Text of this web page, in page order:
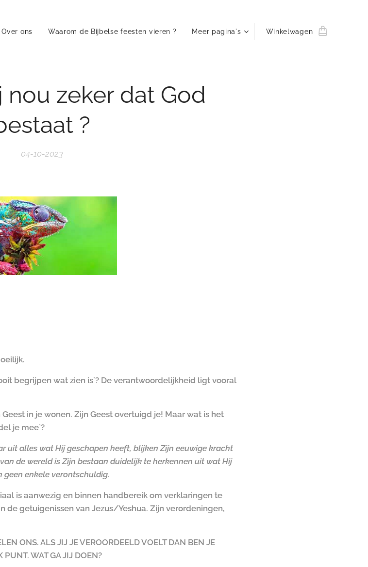
Over ons Waarom de Bijbelse feesten vieren ? Meer pagina's Winkelwagen
nou zeker dat God
?
04-10-2023
begrijpen wat zien is`? De verantwoordelijkheid ligt vooral
in je wonen. Zijn Geest overtuigd je! Maar wat is het
je mee`?
uit alles wat Hij geschapen heeft, blijken Zijn eeuwige kracht
de wereld is Zijn bestaan duidelijk te herkennen uit wat Hij
geen enkele verontschuldig.
is aanwezig en binnen handbereik om verklaringen te
de getuigenissen van Jezus/Yeshua. Zijn verordeningen,
ONS. ALS JIJ JE VEROORDEELD VOELT DAN BEN JE
PUNT. WAT GA JIJ DOEN?